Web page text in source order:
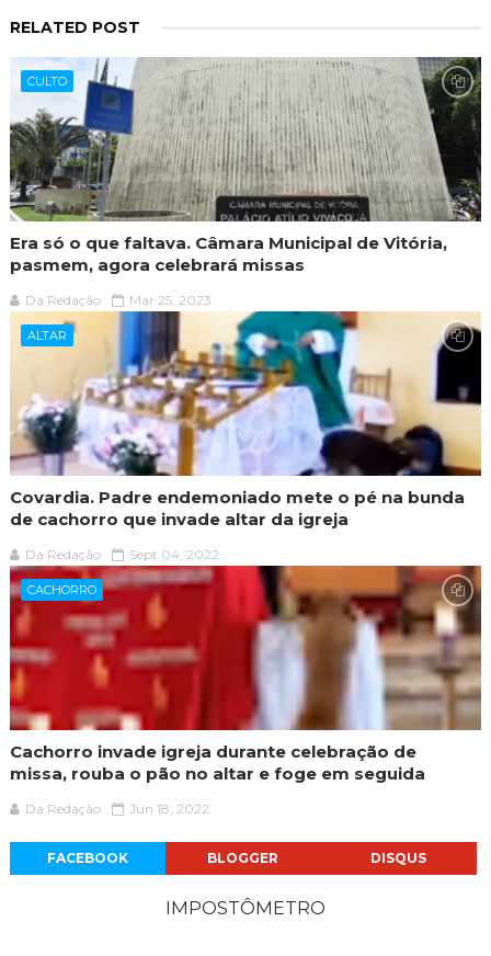
RELATED POST
CULTO
Era só o que faltava. Câmara Municipal de Vitória,
pasmem, agora celebrará missas
Da Redação Mar 25, 2023
ALTAR
Covardia. Padre endemoniado mete o pé na bunda
de cachorro que invade altar da igreja
Da Redação Sept 04, 2022
CACHORRO
Cachorro invade igreja durante celebração de
missa, rouba o pão no altar e foge em seguida
Da Redação Jun 18, 2022
FACEBOOK BLOGGER DISQUS
IMPOSTÔMETRO